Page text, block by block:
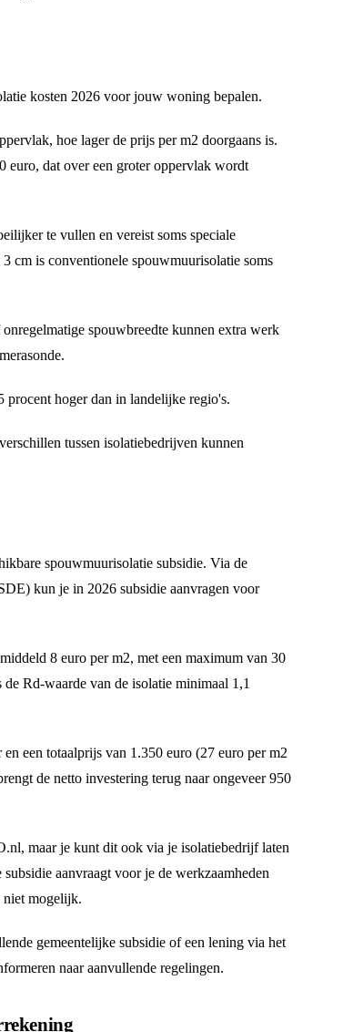
kosten 2026 voor jouw woning bepalen.
hoe lager de prijs per m2 doorgaans is.
euro, dat over een groter oppervlak wordt
te vullen en vereist soms speciale
cm is conventionele spouwmuurisolatie soms
spouwbreedte kunnen extra werk
procent hoger dan in landelijke regio's.
tussen isolatiebedrijven kunnen
spouwmuurisolatie subsidie. Via de
kun je in 2026 subsidie aanvragen voor
8 euro per m2, met een maximum van 30
Rd-waarde van de isolatie minimaal 1,1
een totaalprijs van 1.350 euro (27 euro per m2
de netto investering terug naar ongeveer 950
maar je kunt dit ook via je isolatiebedrijf laten
aanvraagt voor je de werkzaamheden
niet mogelijk.
gemeentelijke subsidie of een lening via het
naar aanvullende regelingen.